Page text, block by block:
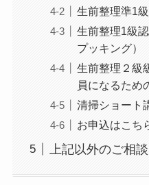
生前整理準1
生前整理1級
プッキング）
生前整理２
員になるため
清掃ショート
お申込はこち
上記以外のご相談